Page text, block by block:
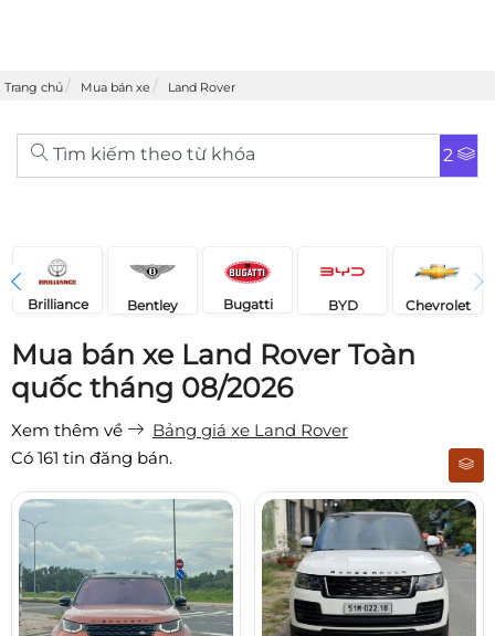
Trang chủ Mua bán xe Land Rover
Tìm kiếm theo từ khóa 2
Brilliance Bentley Bugatti BYD Chevrolet
Mua bán xe Land Rover Toàn
quốc tháng 08/2026
Xem thêm về
Bảng giá xe Land Rover
Có 161 tin đăng bán.